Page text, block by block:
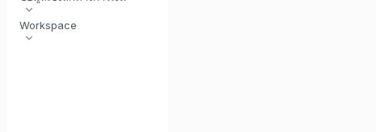
Workspace